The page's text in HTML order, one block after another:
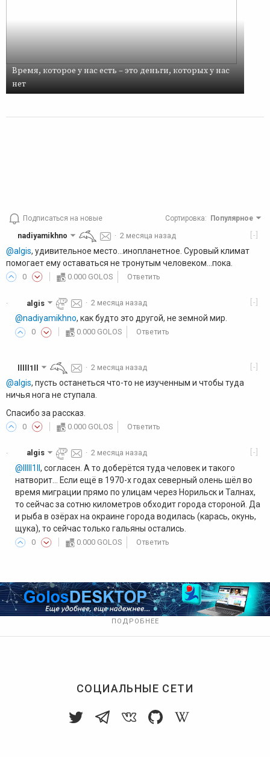
Время, которое у нас есть – это деньги, которых у нас
нет
Подписаться на новые Сортировка: Популярное
[-]
nadiyamikhno ·2 месяца назад
@algis, удивительное место...инопланетное. Суровый климат
помогает ему оставаться не тронутым человеком...пока.
0 0.000 GOLOS Ответить
· [-]
algis ·2 месяца назад
@nadiyamikhno, как будто это другой, не земной мир.
0 0.000 GOLOS Ответить
[-]
lllll1ll ·2 месяца назад
@algis, пусть останеться что-то не изученным и чтобы туда
ничья нога не ступала.
Спасибо за рассказ.
0 0.000 GOLOS Ответить
· [-]
algis ·2 месяца назад
@lllll1ll , согласен. А то доберётся туда человек и такого
натворит... Если ещё в 1970-х годах северный олень шёл во
время миграции прямо по улицам через Норильск и Талнах,
то сейчас за сотню километров обходит города стороной. Да
и рыба в озёрах на окраине города водилась (карась, окунь,
щука), то сейчас только гальяны остались.
0 0.000 GOLOS Ответить
ПОДРОБНЕЕ
СОЦИАЛЬНЫЕ СЕТИ